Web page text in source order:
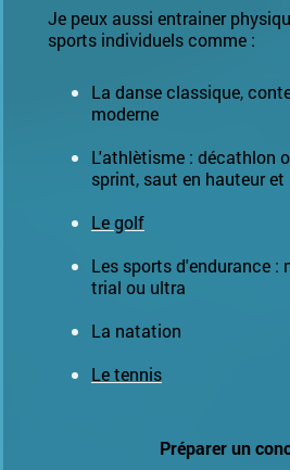
Je peux aussi entrainer
sports individuels comme :
La danse classique,
moderne
L'athlètisme : décathlon
sprint, saut en hauteur
Le golf
Les sports d'endurance :
trial ou ultra
La natation
Le tennis
Préparer un